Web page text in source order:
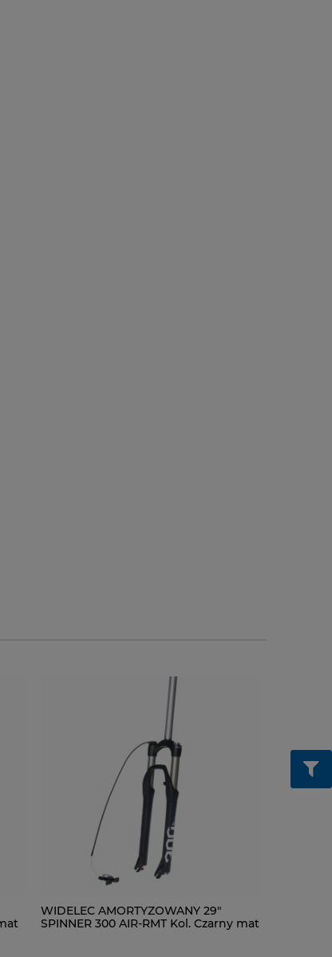
WIDELEC AMORTYZOWANY 29"
SPINNER 300 AIR-RMT Kol. Czarny mat
ŁAŃCUCH KMC X9-93- 116 ogniw / 9-
rzędowy + spinka CL-566R